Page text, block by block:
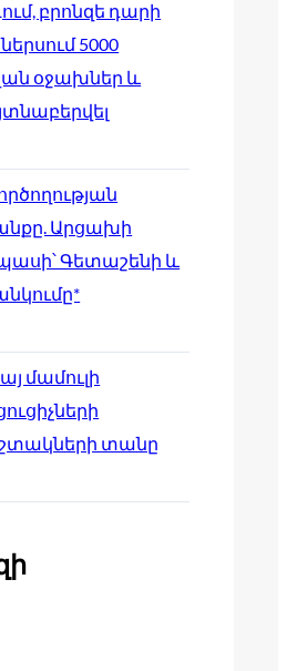
բրոնզե դարի
5000
օջախներ և
Արցախի
Գետաշենի և
մամուլի
տանը